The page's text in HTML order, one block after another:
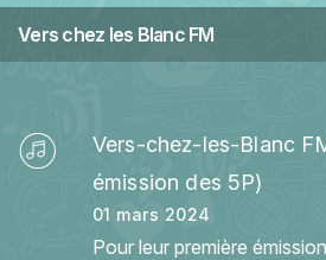
Vers chez les Blanc FM
Vers-chez-les-Blanc
émission des 5P)
01 mars 2024
Pour leur première